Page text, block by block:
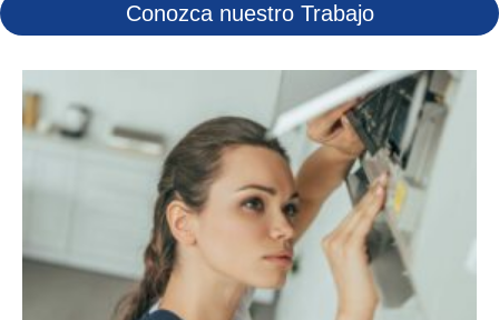
Conozca nuestro Trabajo